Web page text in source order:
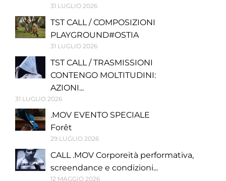
31 LUGLIO 2026
TST CALL / COMPOSIZIONI
PLAYGROUND#OSTIA
31 LUGLIO 2026
TST CALL / TRASMISSIONI
CONTENGO MOLTITUDINI:
AZIONI...
31 LUGLIO 2026
.MOV EVENTO SPECIALE
Forêt
29 LUGLIO 2026
CALL .MOV Corporeità performativa,
screendance e condizioni...
12 MAGGIO 2026